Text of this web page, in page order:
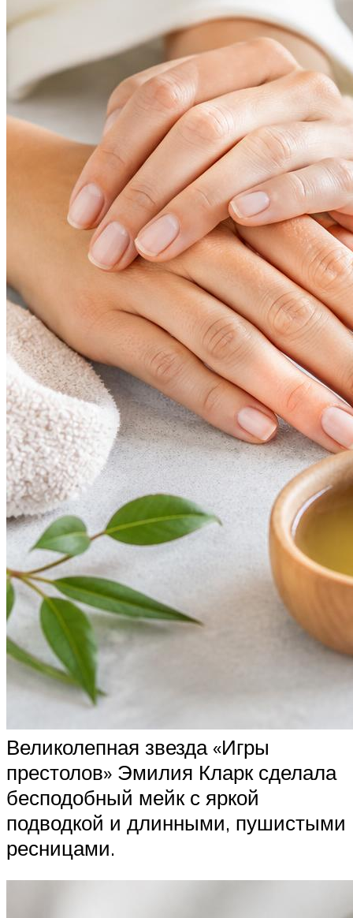
Великолепная звезда «Игры
престолов» Эмилия Кларк сделала
бесподобный мейк с яркой
подводкой и длинными, пушистыми
ресницами.